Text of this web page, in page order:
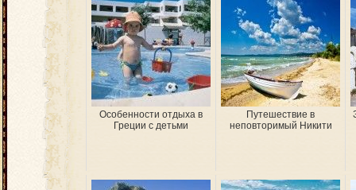
Особенности отдыха в
Греции с детьми
Путешествие в
неповторимый Никити